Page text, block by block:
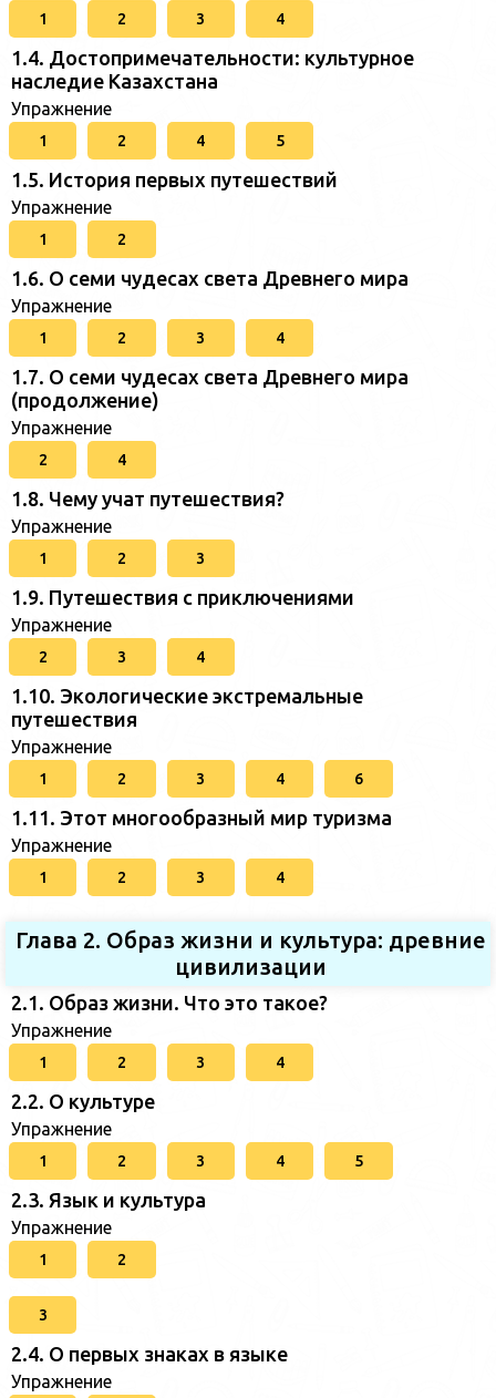
1 2 3 4
1.4. Достопримечательности: культурное
наследие Казахстана
Упражнение
1 2 4 5
1.5. История первых путешествий
Упражнение
1 2
1.6. О семи чудесах света Древнего мира
Упражнение
1 2 3 4
1.7. О семи чудесах света Древнего мира
(продолжение)
Упражнение
2 4
1.8. Чему учат путешествия?
Упражнение
1 2 3
1.9. Путешествия с приключениями
Упражнение
2 3 4
1.10. Экологические экстремальные
путешествия
Упражнение
1 2 3 4 6
1.11. Этот многообразный мир туризма
Упражнение
1 2 3 4
Глава 2. Образ жизни и культура: древние
цивилизации
2.1. Образ жизни. Что это такое?
Упражнение
1 2 3 4
2.2. О культуре
Упражнение
1 2 3 4 5
2.3. Язык и культура
Упражнение
1 2
3
2.4. О первых знаках в языке
Упражнение